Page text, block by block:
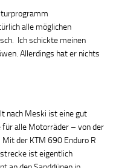
alle möglichen
Ich schickte meinen
Allerdings hat er nichts
nach Meski ist eine gut
alle Motorräder – von der
der KTM 690 Enduro R
ist eigentlich